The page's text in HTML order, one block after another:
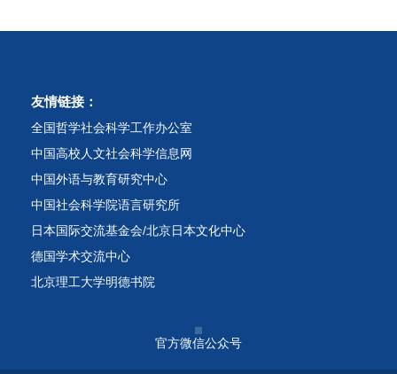
友情链接：
全国哲学社会科学工作办公室
中国高校人文社会科学信息网
中国外语与教育研究中心
中国社会科学院语言研究所
日本国际交流基金会/北京日本文化中心
德国学术交流中心
北京理工大学明德书院
官方微信公众号